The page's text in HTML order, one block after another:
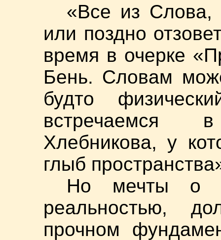
«Все из Слова,
или поздно
время в очерке
Бень. Словам
будто
встречаемся
Хлебникова, у
глыб
Но мечты о
реальностью,
прочном